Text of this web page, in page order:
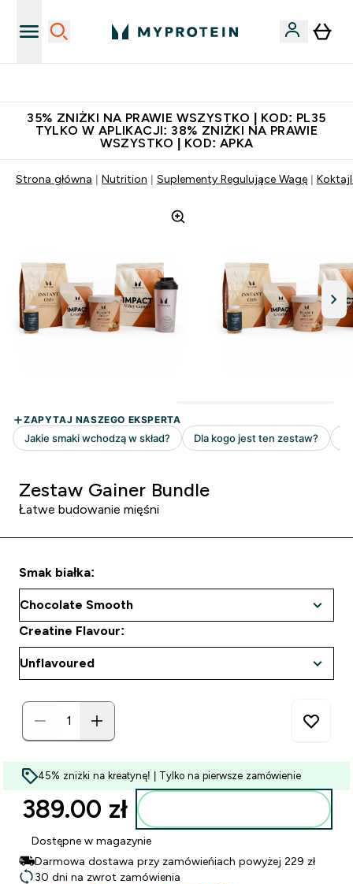
35% ZNIŻKI NA PRAWIE WSZYSTKO | KOD: PL35
TYLKO W APLIKACJI: 38% ZNIŻKI NA PRAWIE
WSZYSTKO | KOD: APKA
Strona główna Nutrition Suplementy Regulujące Wagę
Zestaw Gainer Bundle
Łatwe budowanie mięśni
Smak białka:
Creatine Flavour:
45% zniżki na kreatynę! | Tylko na pierwsze zamówienie
389.00 zł‎
Dostępne w magazynie
Darmowa dostawa przy zamówieńiach powyżej 229 zł
30 dni na zwrot zamówienia